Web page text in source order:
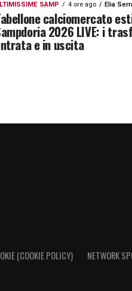
SAMP 4 ore ago Elia
calciomercato
2026 LIVE: i
e in uscita
(COOKIE POLICY) NETWORK